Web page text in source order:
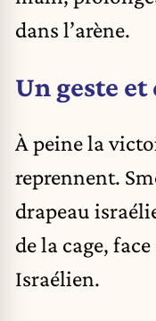
dans l’arène.
Un geste et
À peine la
reprennent.
drapeau
de la cage,
Israélien.